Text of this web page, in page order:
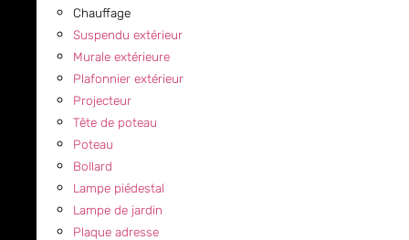
Chauffage
Suspendu extérieur
Murale extérieure
Plafonnier extérieur
Projecteur
Tête de poteau
Poteau
Bollard
Lampe piédestal
Lampe de jardin
Plaque adresse